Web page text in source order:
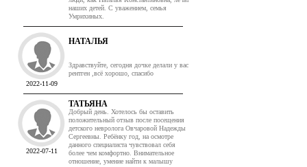
наших детей. С уважением, семья
Умрихиных.
2022-11-09
НАТАЛЬЯ
Здравствуйте, сегодня дочке делали у вас
рентген ,всё хорошо, спасибо
2022-07-11
ТАТЬЯНА
Добрый день. Хотелось бы оставить
положительный отзыв после посещения
детского невролога Овчаровой Надежды
Сергеевны. Ребёнку год, на осмотре
данного специалиста чувствовал себя
более чем комфортно. Внимательное
отношение, умение найти к малышу